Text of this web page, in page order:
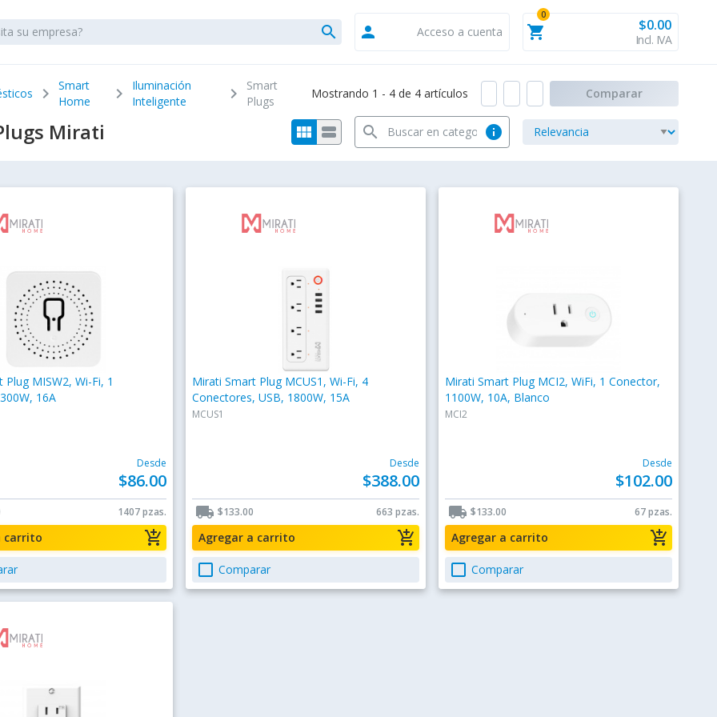
search person Acceso a cuenta shopping_cart
0
$0.00
Incl. IVA
chevron_right
Smart
Home
chevron_right
Iluminación
Inteligente
chevron_right
Smart
Plugs
Mostrando 1 - 4 de 4 artículos Comparar
Mirati view_module view_stream info
search
MISW2, Wi-Fi, 1
16A
Desde
$86.00
1407 pzas.
add_shopping_cart
carrito
Mirati Smart Plug MCUS1, Wi-Fi, 4
Conectores, USB, 1800W, 15A
MCUS1
Desde
$388.00
local_shipping $133.00 663 pzas.
add_shopping_cart
Agregar a carrito
check_box_outline_blank Comparar
Mirati Smart Plug MCI2, WiFi, 1 Conector,
1100W, 10A, Blanco
MCI2
Desde
$102.00
local_shipping $133.00 67 pzas.
add_shopping_cart
Agregar a carrito
check_box_outline_blank Comparar